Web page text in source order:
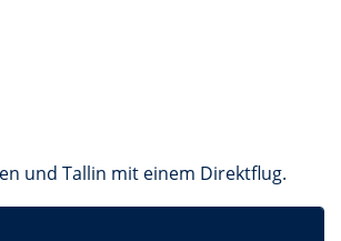
und Tallin mit einem Direktflug.